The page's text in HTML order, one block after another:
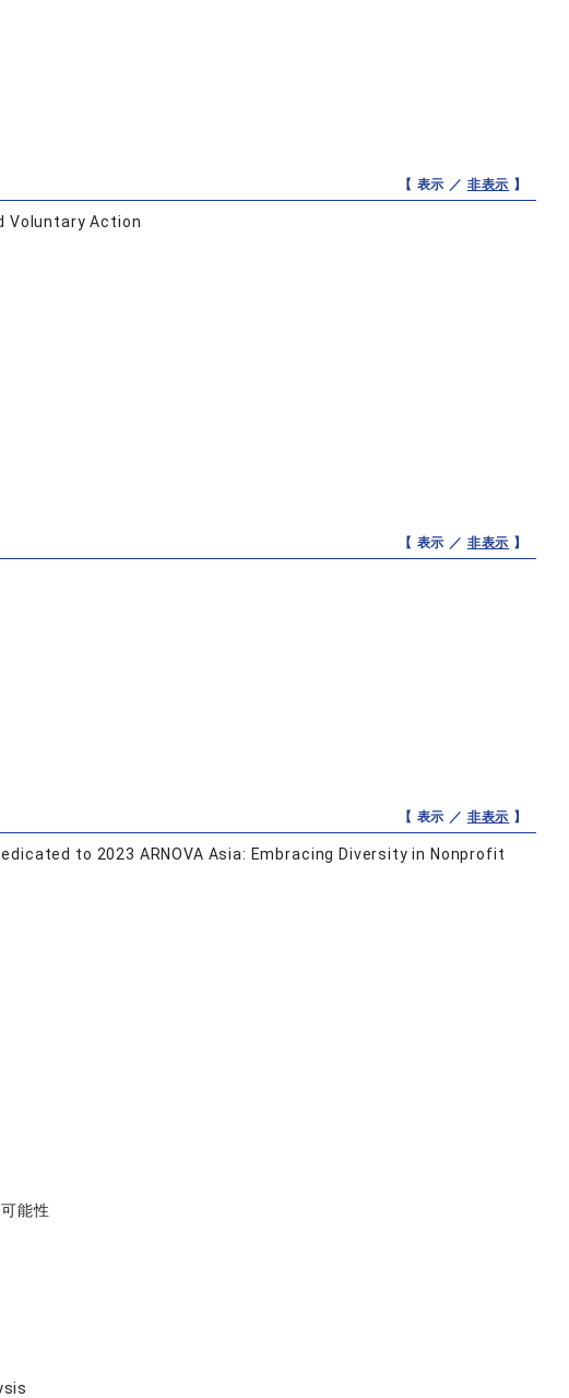
【 表示 ／ 非表示 】
Voluntary Action
【 表示 ／ 非表示 】
【 表示 ／ 非表示 】
to 2023 ARNOVA Asia: Embracing Diversity in Nonprofit
能性